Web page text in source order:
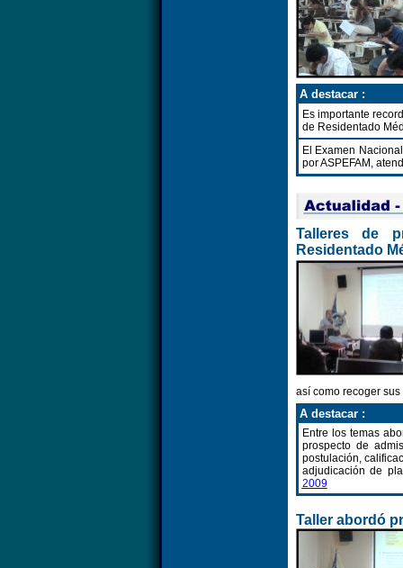
A destacar :
Es importante
de Residentado
El Examen
por ASPEFAM,
Talleres de
Residentado
así como recoger
A destacar :
Entre los temas
prospecto de
postulación,
adjudicación de
2009
Taller abordó